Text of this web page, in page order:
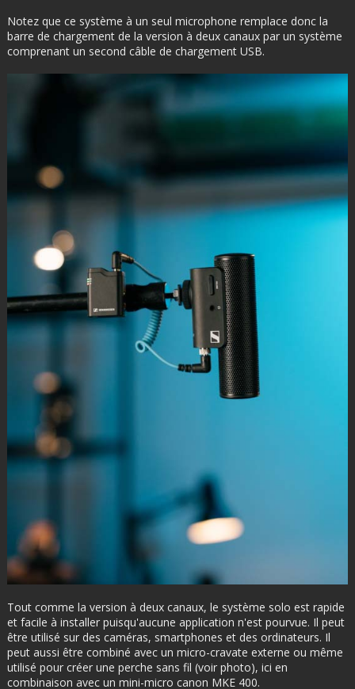
Notez que ce système à un seul microphone remplace donc la
barre de chargement de la version à deux canaux par un système
comprenant un second câble de chargement USB.
Tout comme la version à deux canaux, le système solo est rapide
et facile à installer puisqu'aucune application n'est pourvue. Il peut
être utilisé sur des caméras, smartphones et des ordinateurs. Il
peut aussi être combiné avec un micro-cravate externe ou même
utilisé pour créer une perche sans fil (voir photo), ici en
combinaison avec un mini-micro canon MKE 400.